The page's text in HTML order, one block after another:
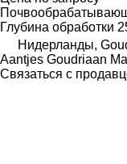
Глубина обработки
Нидерланды,
Aantjes Goudriaan
Связаться с